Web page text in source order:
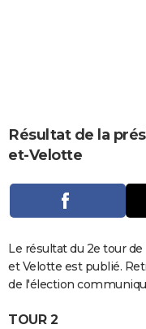
Carte de Noël
Carte Bonne année
Carte Saint-Valentin
Carte Pâques
Carte d'anniversaire
DICTIONNAIRE
PROGRAMME TV
COPAINS D'AVANT
S'inscrire
Se connecter
Lycées
Collèges
Primaires
Universités
Entreprises
Service militaire
Avis de recherche
AVIS DE DÉCÈS
FORUM
Bricolage
Lifestyle
Culture
Sport
Auto
Television
Voyage
Cinema
Résultat de la
et-Velotte
Le résultat du 2e tour
et Velotte est publié.
de l'élection
TOUR 2